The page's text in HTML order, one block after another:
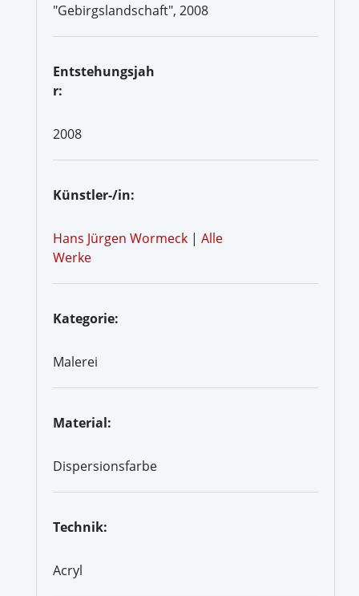
"Gebirgslandschaft", 2008
Entstehungsjah
r:
2008
Künstler-/in:
Hans Jürgen Wormeck | Alle
Werke
Kategorie:
Malerei
Material:
Dispersionsfarbe
Technik:
Acryl